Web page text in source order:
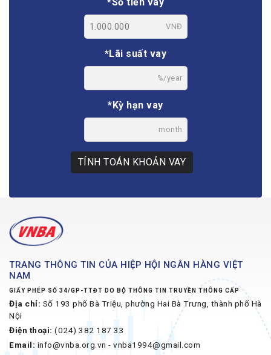
VNĐ
*Lãi suất vay
%/year
*Kỳ hạn vay
month
TÍNH TOÁN KHOẢN VAY
TRANG THÔNG TIN CỦA HIỆP HỘI NGÂN HÀNG VIỆT
NAM
GIẤY PHÉP SỐ 34/GP-TTĐT DO BỘ THÔNG TIN TRUYỀN THÔNG CẤP
Địa chỉ: Số 193 phố Bà Triệu, phường Hai Bà Trưng, thành phố Hà
Nội
Điện thoại: (024) 382 187 33
Email: info@vnba.org.vn - vnba1994@gmail.com